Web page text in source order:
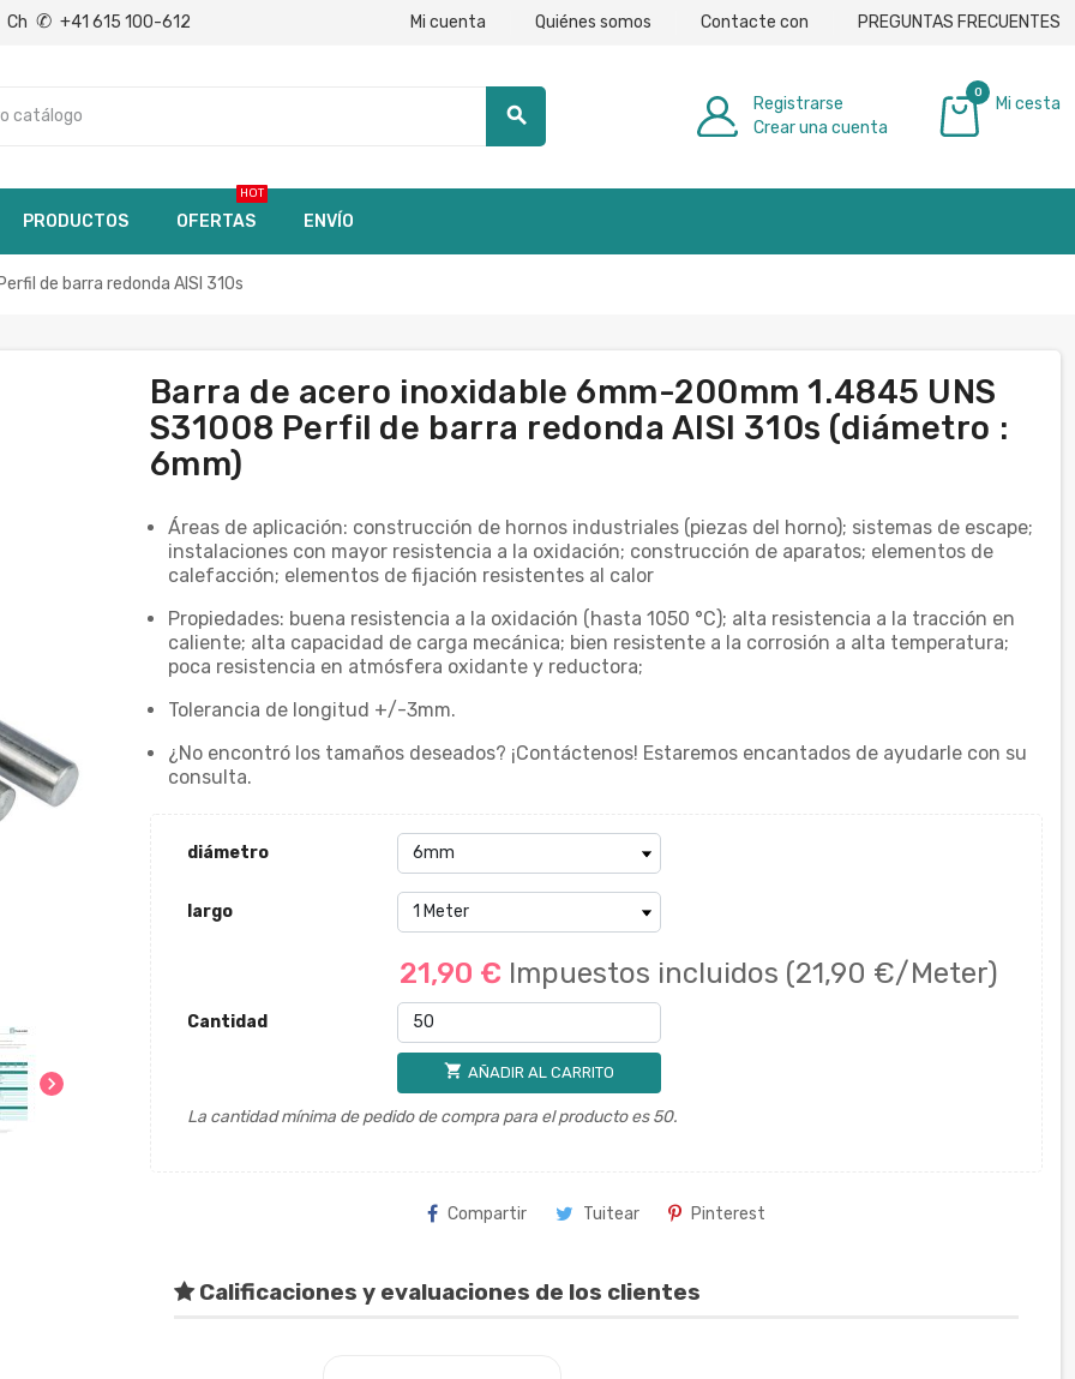
Ch ✆ +41 615 100-612 Mi cuenta Quiénes somos Contacte con PREGUNTAS FRECUENTES
search
Registrarse
Crear una cuenta
0
Mi cesta
PRODUCTOS OFERTAS
HOT
ENVÍO
de barra redonda AISI 310s
chevron_right
Barra de acero inoxidable 6mm-200mm 1.4845 UNS
S31008 Perfil de barra redonda AISI 310s (diámetro :
6mm)
Áreas de aplicación: construcción de hornos industriales (piezas del horno); sistemas de escape;
instalaciones con mayor resistencia a la oxidación; construcción de aparatos; elementos de
calefacción; elementos de fijación resistentes al calor
Propiedades: buena resistencia a la oxidación (hasta 1050 °C); alta resistencia a la tracción en
caliente; alta capacidad de carga mecánica; bien resistente a la corrosión a alta temperatura;
poca resistencia en atmósfera oxidante y reductora;
Tolerancia de longitud +/-3mm.
¿No encontró los tamaños deseados? ¡Contáctenos! Estaremos encantados de ayudarle con su
consulta.
diámetro
largo
21,90 € Impuestos incluidos (21,90 €/Meter)
Cantidad
shopping_cart AÑADIR AL CARRITO
La cantidad mínima de pedido de compra para el producto es 50.
Compartir Tuitear Pinterest
Calificaciones y evaluaciones de los clientes